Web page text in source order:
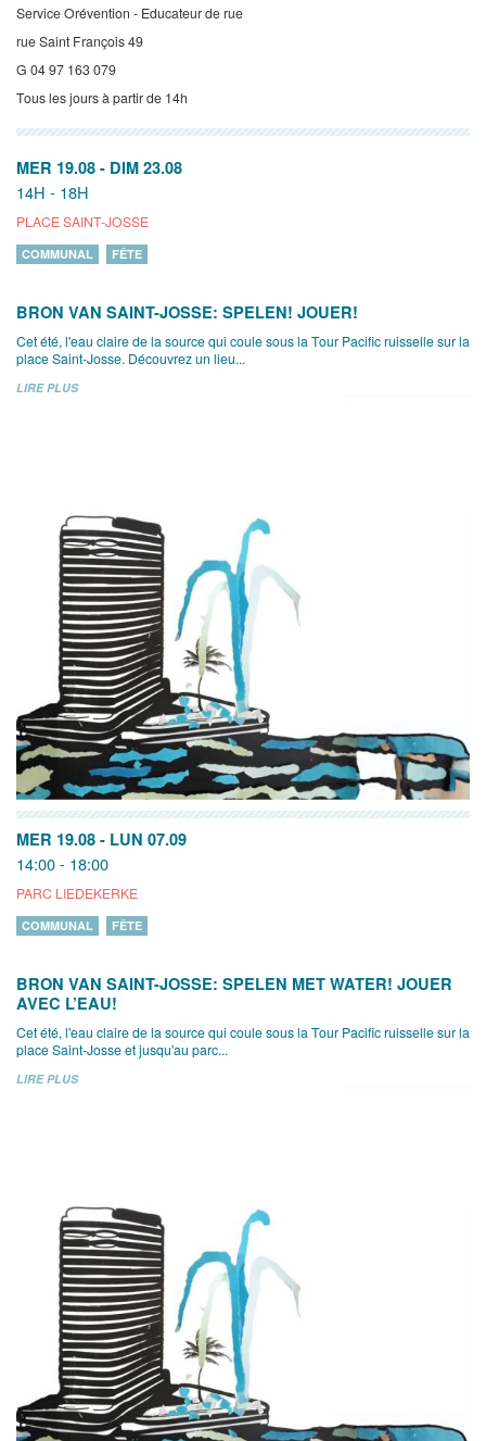
Service Orévention - Educateur de rue
rue Saint François 49
G 04 97 163 079
Tous les jours à partir de 14h
MER 19.08 - DIM 23.08
14H - 18H
PLACE SAINT-JOSSE
COMMUNAL FÊTE
BRON VAN SAINT-JOSSE: SPELEN! JOUER!
Cet été, l'eau claire de la source qui coule sous la Tour Pacific ruisselle sur la
place Saint-Josse. Découvrez un lieu...
LIRE PLUS
MER 19.08 - LUN 07.09
14:00 - 18:00
PARC LIEDEKERKE
COMMUNAL FÊTE
BRON VAN SAINT-JOSSE: SPELEN MET WATER! JOUER
AVEC L’EAU!
Cet été, l'eau claire de la source qui coule sous la Tour Pacific ruisselle sur la
place Saint-Josse et jusqu'au parc...
LIRE PLUS